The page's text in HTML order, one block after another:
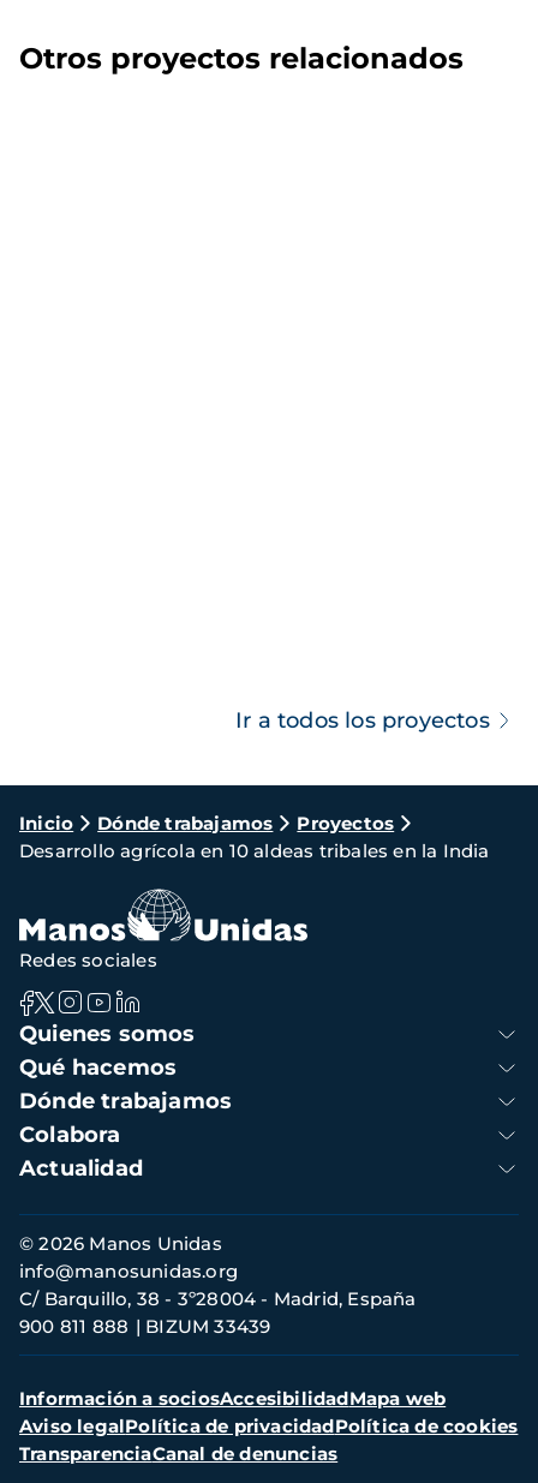
Otros proyectos relacionados
Ir a todos los proyectos
Ruta
de
navegación
Inicio Dónde trabajamos
Proyectos
Desarrollo agrícola en 10 aldeas tribales en la India
Navegación
principal
Quienes somos
Qué hacemos
Dónde trabajamos
Colabora
Actualidad
Redes sociales
Información
de
contacto
© 2026 Manos Unidas
C/ Barquillo, 38 - 3º28004 - Madrid, España
900 811 888
BIZUM 33439
info@manosunidas.org
Menú
secundario
Información a sociosAccesibilidadMapa web
Aviso legalPolítica de privacidadPolítica de cookies
TransparenciaCanal de denuncias